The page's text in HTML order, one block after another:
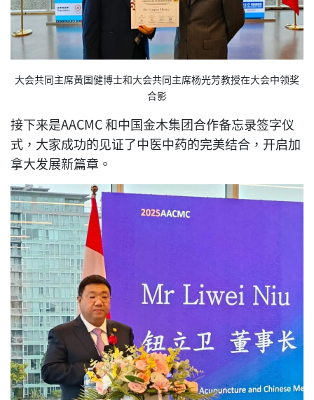
大会共同主席黄国健博士和大会共同主席杨光芳教授在大会中领奖
合影
接下来是AACMC 和中国金木集团合作备忘录签字仪
式，大家成功的见证了中医中药的完美结合，开启加
拿大发展新篇章。